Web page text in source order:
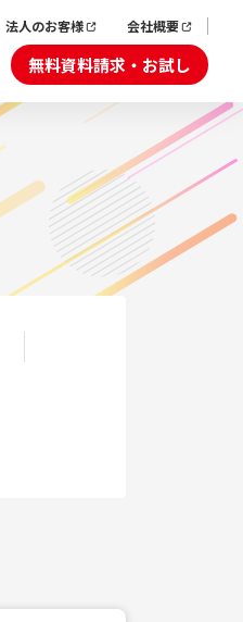
法人のお客様 会社概要
無料資料請求・お試し